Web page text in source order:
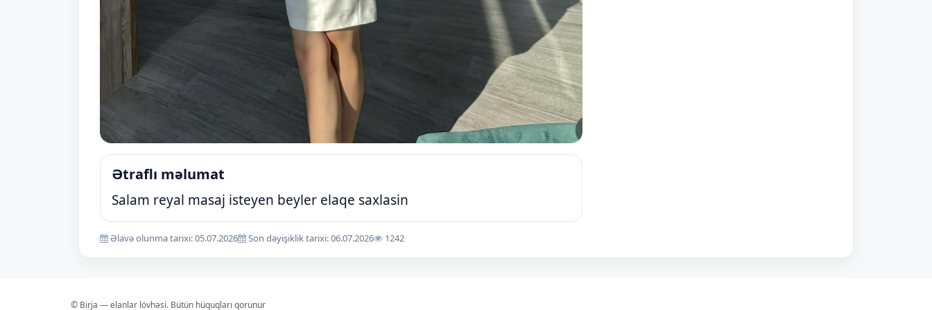
Ətraflı məlumat
Salam reyal masaj isteyen beyler elaqe saxlasin
Əlavə olunma tarixi: 05.07.2026 Son dəyişiklik tarixi: 06.07.2026 1242
© Birja — elanlar lövhəsi. Bütün hüquqları qorunur